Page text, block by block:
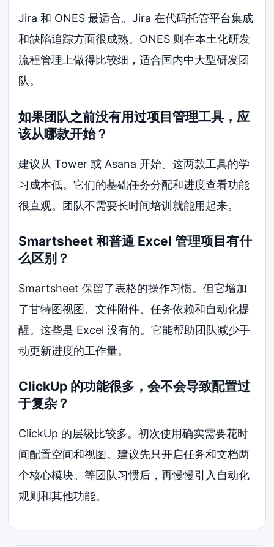
Jira 和 ONES 最适合。Jira 在代码托管平台集成
和缺陷追踪方面很成熟。ONES 则在本土化研发
流程管理上做得比较细，适合国内中大型研发团
队。
如果团队之前没有用过项目管理工具，应
该从哪款开始？
建议从 Tower 或 Asana 开始。这两款工具的学
习成本低。它们的基础任务分配和进度查看功能
很直观。团队不需要长时间培训就能用起来。
Smartsheet 和普通 Excel 管理项目有什
么区别？
Smartsheet 保留了表格的操作习惯。但它增加
了甘特图视图、文件附件、任务依赖和自动化提
醒。这些是 Excel 没有的。它能帮助团队减少手
动更新进度的工作量。
ClickUp 的功能很多，会不会导致配置过
于复杂？
ClickUp 的层级比较多。初次使用确实需要花时
间配置空间和视图。建议先只开启任务和文档两
个核心模块。等团队习惯后，再慢慢引入自动化
规则和其他功能。